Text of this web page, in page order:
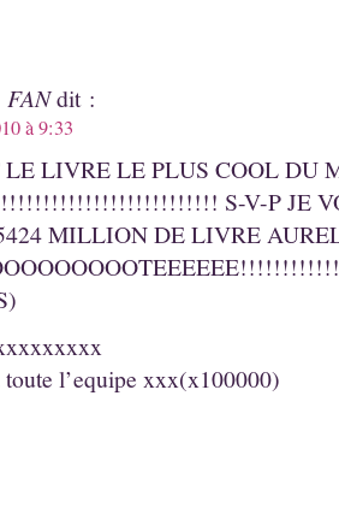
FANdit :
à 9:33
LE LIVRE LE PLUS COOL DU
S-V-P JE
MILLION DE LIVRE
toute l’equipe xxx(x100000)